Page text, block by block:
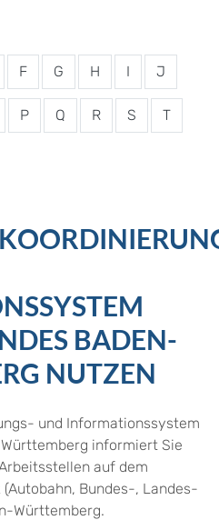
F G H I J
P Q R S T
BADEN-
NUTZEN
und Informationssystem
informiert Sie
auf dem
Bundes-, Landes-
Württemberg.